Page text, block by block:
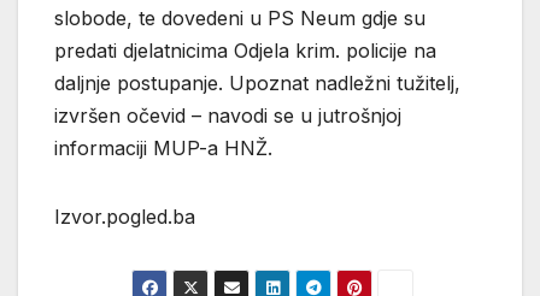
slobode, te dovedeni u PS Neum gdje su
predati djelatnicima Odjela krim. policije na
daljnje postupanje. Upoznat nadležni tužitelj,
izvršen očevid – navodi se u jutrošnjoj
informaciji MUP-a HNŽ.
Izvor.pogled.ba